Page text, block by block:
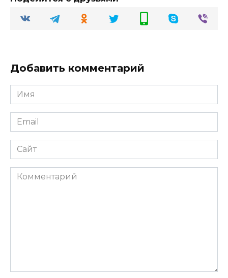
Добавить комментарий
Имя
Email
Сайт
Комментарий